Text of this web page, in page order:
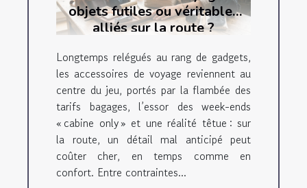
objets futiles ou véritables
alliés sur la route ?
Longtemps relégués au rang de gadgets,
les accessoires de voyage reviennent au
centre du jeu, portés par la flambée des
tarifs bagages, l’essor des week-ends
« cabine only » et une réalité têtue : sur
la route, un détail mal anticipé peut
coûter cher, en temps comme en
confort. Entre contraintes...